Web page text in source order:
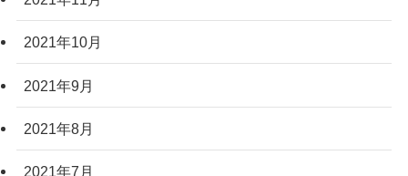
2021年10月
2021年9月
2021年8月
2021年7月